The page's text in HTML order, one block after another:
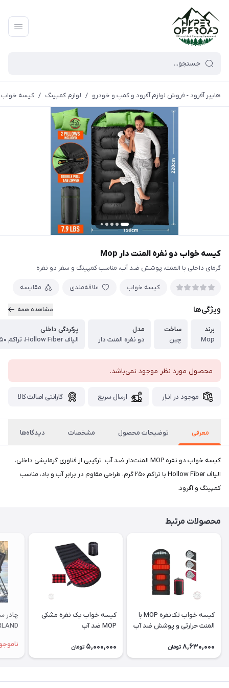
هایپر آفرود - فروش لوازم آفرود و کمپ و خودرو / لوازم کمپینگ / کیسه خواب
کیسه خواب دو نفره المنت دار Mop
گرمای داخلی با المنت، پوشش ضد آب، مناسب کمپینگ و سفر دو نفره
کیسه خواب علاقه‌مندی مقایسه
ویژگی‌ها مشاهده همه
برند
Mop
ساخت
چین
مدل
دو نفره المنت دار
پرکردگی داخلی
محصول مورد نظر موجود نمی‌باشد.
موجود در انبار ارسال سریع گارانتی اصالت کالا
معرفی توضیحات محصول مشخصات دیدگاه‌ها
کیسه خواب دو نفره MOP المنت‌دار ضد آب: ترکیبی از فناوری گرمایشی داخلی،
الیاف Hollow Fiber با تراکم ۲۵۰ گرم، طراحی مقاوم در برابر آب و باد، مناسب
کمپینگ و آفرود.
محصولات مرتبط
کیسه خواب تک‌نفره MOP با
المنت حرارتی و پوشش ضد آب
8,630,000 تومان
کیسه خواب یک‌ نفره مشکی
MOP ضد آب
5,000,000 تومان
چادر